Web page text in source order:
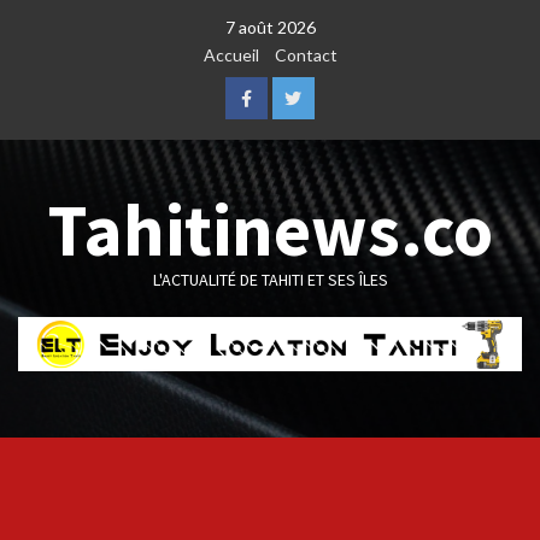
7 août 2026
Accueil
Contact
FacebookTwitter
Tahitinews.co
L'ACTUALITÉ DE TAHITI ET SES ÎLES